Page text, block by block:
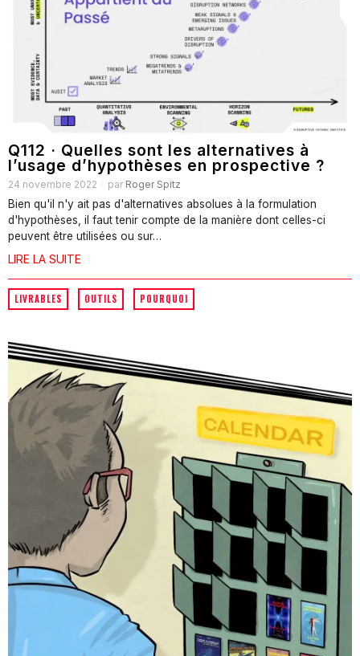
Q112 · Quelles sont les alternatives à
l’usage d’hypothèses en prospective ?
24 novembre 2022 par Roger Spitz
Bien qu'il n'y ait pas d'alternatives absolues à la formulation
d'hypothèses, il faut tenir compte de la manière dont celles-ci
peuvent être utilisées ou sur…
LIRE LA SUITE
LIVRABLES · OUTILS · POURQUOI